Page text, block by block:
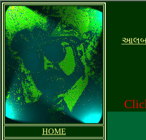
<BGSOUND
HOME